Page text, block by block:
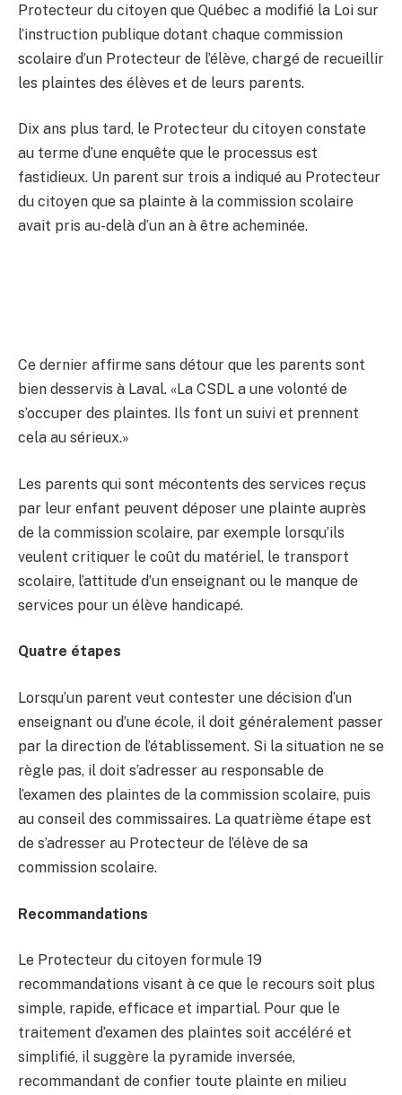
Protecteur du citoyen que Québec a modifié la Loi sur
l’instruction publique dotant chaque commission
scolaire d’un Protecteur de l’élève, chargé de recueillir
les plaintes des élèves et de leurs parents.
Dix ans plus tard, le Protecteur du citoyen constate
au terme d’une enquête que le processus est
fastidieux. Un parent sur trois a indiqué au Protecteur
du citoyen que sa plainte à la commission scolaire
avait pris au-delà d’un an à être acheminée.
Ce dernier affirme sans détour que les parents sont
bien desservis à Laval. «La CSDL a une volonté de
s’occuper des plaintes. Ils font un suivi et prennent
cela au sérieux.»
Les parents qui sont mécontents des services reçus
par leur enfant peuvent déposer une plainte auprès
de la commission scolaire, par exemple lorsqu’ils
veulent critiquer le coût du matériel, le transport
scolaire, l’attitude d’un enseignant ou le manque de
services pour un élève handicapé.
Quatre étapes
Lorsqu’un parent veut contester une décision d’un
enseignant ou d’une école, il doit généralement passer
par la direction de l’établissement. Si la situation ne se
règle pas, il doit s’adresser au responsable de
l’examen des plaintes de la commission scolaire, puis
au conseil des commissaires. La quatrième étape est
de s’adresser au Protecteur de l’élève de sa
commission scolaire.
Recommandations
Le Protecteur du citoyen formule 19
recommandations visant à ce que le recours soit plus
simple, rapide, efficace et impartial. Pour que le
traitement d’examen des plaintes soit accéléré et
simplifié, il suggère la pyramide inversée,
recommandant de confier toute plainte en milieu